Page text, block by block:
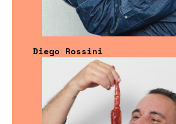
Diego Rossini